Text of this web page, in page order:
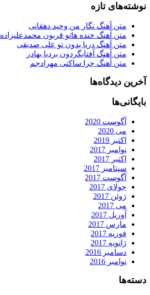
نوشته‌های تازه
متن آهنگ نگار من وحید دهقانی
متن آهنگ خنده هاتو قربون محمدعلیزاده
متن آهنگ دریا بدون تو علی صدیقی
متن آهنگ آفتابگردون بردیا بهادر
متن آهنگ چرا ساکتی مهرادجم
آخرین دیدگاه‌ها
بایگانی‌ها
آگوست 2020
می 2020
اکتبر 2019
نوامبر 2017
اکتبر 2017
سپتامبر 2017
آگوست 2017
جولای 2017
ژوئن 2017
می 2017
آوریل 2017
مارس 2017
فوریه 2017
ژانویه 2017
دسامبر 2016
نوامبر 2016
دسته‌ها